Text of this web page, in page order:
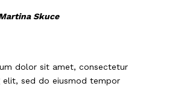
Skuce
dolor sit amet, consectetur
elit, sed do eiusmod tempor